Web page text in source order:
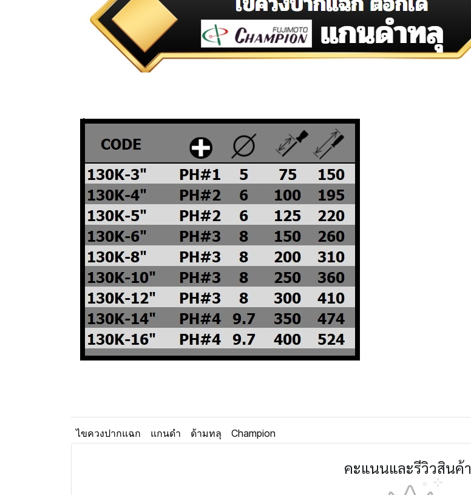
ไขควงปากแฉก แกนดำ ด้ามทลุ Champion
คะแนนและรีวิวสินค้า